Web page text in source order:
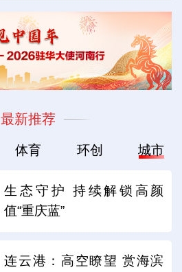
最新推荐
体育 环创 城市
生态守护 持续解锁高颜
值“重庆蓝”
连云港：高空瞭望 赏海滨